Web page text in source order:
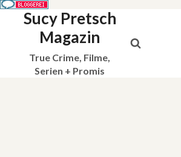
Sucy Pretsch
Magazin
True Crime, Filme,
Serien + Promis